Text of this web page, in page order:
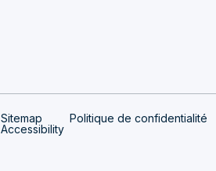
Sitemap Politique de confidentialité
Accessibility